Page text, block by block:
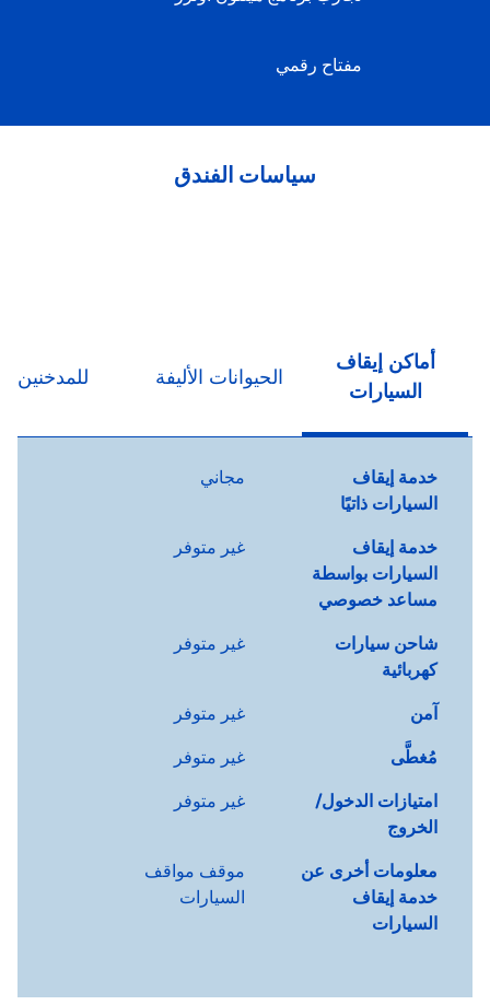
مفتاح رقمي
سياسات الفندق
أماكن إيقاف
السيارات
الحيوانات الأليفة للمدخنين
خدمة إيقاف
السيارات ذاتيًا
مجاني
خدمة إيقاف
السيارات بواسطة
مساعد خصوصي
غير متوفر
شاحن سيارات
كهربائية
غير متوفر
آمن
غير متوفر
مُغطَّى
غير متوفر
امتيازات الدخول/
الخروج
غير متوفر
معلومات أخرى عن
خدمة إيقاف
السيارات
موقف مواقف
السيارات